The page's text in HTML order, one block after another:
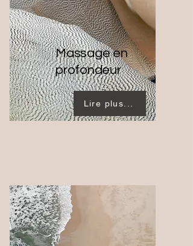
Massage en
profondeur
Lire plus...